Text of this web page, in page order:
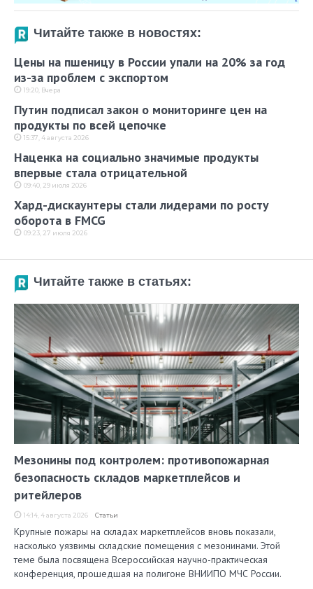
Читайте также в новостях:
Цены на пшеницу в России упали на 20% за год
из-за проблем с экспортом
19:20, Вчера
Путин подписал закон о мониторинге цен на
продукты по всей цепочке
15:37, 4 августа 2026
Наценка на социально значимые продукты
впервые стала отрицательной
09:40, 29 июля 2026
Хард-дискаунтеры стали лидерами по росту
оборота в FMCG
09:23, 27 июля 2026
Читайте также в статьях:
Мезонины под контролем: противопожарная
безопасность складов маркетплейсов и
ритейлеров
14:14, 4 августа 2026 Статьи
Крупные пожары на складах маркетплейсов вновь показали,
насколько уязвимы складские помещения с мезонинами. Этой
теме была посвящена Всероссийская научно-практическая
конференция, прошедшая на полигоне ВНИИПО МЧС России.